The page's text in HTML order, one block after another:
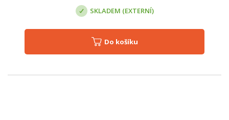
SKLADEM (EXTERNÍ)
Do košíku